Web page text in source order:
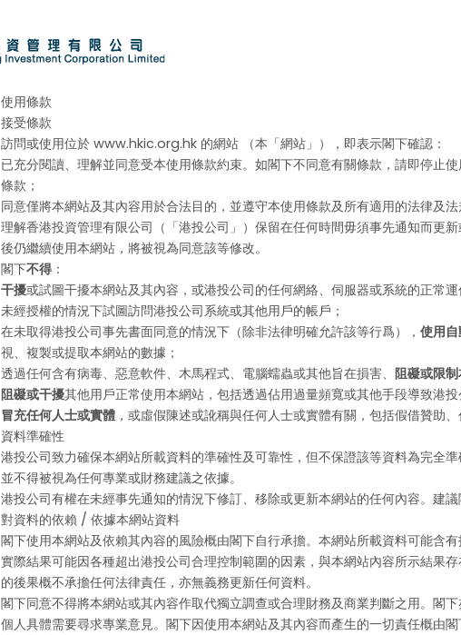
使用條款
接受條款
訪問或使用位於 www.hkic.org.hk 的網站 （本「網站」），即表示閣下確認：
已充分閱讀、理解並同意受本使用條款約束。如閣下不同意有關條款，請即停止
條款；
同意僅將本網站及其內容用於合法目的，並遵守本使用條款及所有適用的法律及
理解香港投資管理有限公司（「港投公司」）保留在任何時間毋須事先通知而更
後仍繼續使用本網站，將被視為同意該等修改。
閣下不得：
干擾或試圖干擾本網站及其內容，或港投公司的任何網絡、伺服器或系統的正常
未經授權的情況下試圖訪問港投公司系統或其他用戶的帳戶；
在未取得港投公司事先書面同意的情況下（除非法律明確允許該等行爲）， 使用
視、複製或提取本網站的數據；
透過任何含有病毒、惡意軟件、木馬程式、電腦蠕蟲或其他旨在損害、 阻礙或限
阻礙或干擾其他用戶正常使用本網站，包括透過佔用過量頻寬或其他手段導致港
冒充任何人士或實體，或虛假陳述或訛稱與任何人士或實體有關，包括假借贊助、
資料準確性
港投公司致力確保本網站所載資料的準確性及可靠性，但不保證該等資料為完全
並不得被視為任何專業或財務建議之依據。
港投公司有權在未經事先通知的情況下修訂、移除或更新本網站的任何內容。建議
對資料的依賴 / 依據本網站資料
閣下使用本網站及依賴其內容的風險概由閣下自行承擔。本網站所載資料可能含
實際結果可能因各種超出港投公司合理控制範圍的因素，與本網站內容所示結果
的後果概不承擔任何法律責任，亦無義務更新任何資料。
閣下同意不得將本網站或其內容作取代獨立調查或合理財務及商業判斷之用。閣
個人具體需要尋求專業意見。閣下因使用本網站及其內容而產生的一切責任概由閣